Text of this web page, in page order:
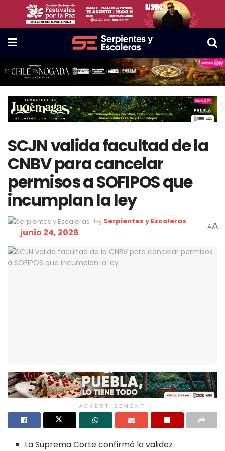
SCJN valida facultad de la
CNBV para cancelar
permisos a SOFIPOS que
incumplan la ley
by Serpientes y Escaleras
junio 24, 2026 AA
ADVERTISEMENT
La Suprema Corte confirmó la validez